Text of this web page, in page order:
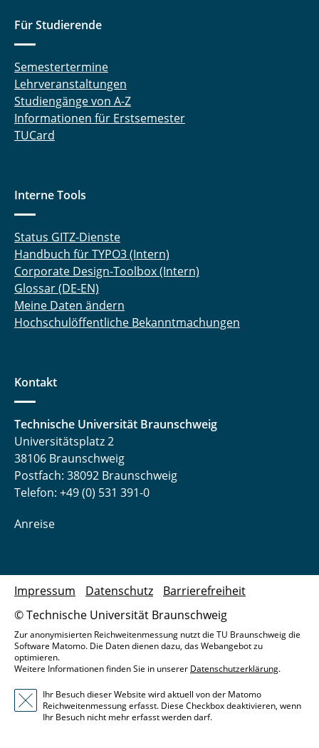
Für Studierende
Semestertermine
Lehrveranstaltungen
Studiengänge von A-Z
Informationen für Erstsemester
TUCard
Interne Tools
Status GITZ-Dienste
Handbuch für TYPO3 (Intern)
Corporate Design-Toolbox (Intern)
Glossar (DE-EN)
Meine Daten ändern
Hochschulöffentliche Bekanntmachungen
Kontakt
Technische Universität Braunschweig
Universitätsplatz 2
38106 Braunschweig
Postfach: 38092 Braunschweig
Telefon: +49 (0) 531 391-0
Anreise
© Technische Universität Braunschweig
Impressum Datenschutz Barrierefreiheit
Zur anonymisierten Reichweitenmessung nutzt die TU Braunschweig die
Software Matomo. Die Daten dienen dazu, das Webangebot zu
optimieren.
Weitere Informationen finden Sie in unserer Datenschutzerklärung.
Ihr Besuch dieser Website wird aktuell von der Matomo
Reichweitenmessung erfasst. Diese Checkbox deaktivieren, wenn
Ihr Besuch nicht mehr erfasst werden darf.